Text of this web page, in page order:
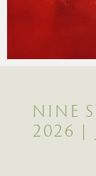
NINE
2026 |